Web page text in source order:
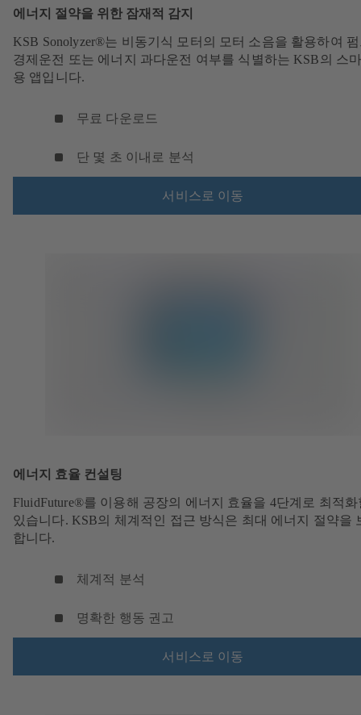
에너지 절약을 위한 잠재적 감지
KSB Sonolyzer®는 비동기식 모터의 모터 소음을 활용하여
경제운전 또는 에너지 과다운전 여부를 식별하는 KSB의 스
용 앱입니다.
무료 다운로드
단 몇 초 이내로 분석
서비스로 이동
에너지 효율 컨설팅
FluidFuture®를 이용해 공장의 에너지 효율을 4단계로 최적화
있습니다. KSB의 체계적인 접근 방식은 최대 에너지 절약을
합니다.
체계적 분석
명확한 행동 권고
서비스로 이동